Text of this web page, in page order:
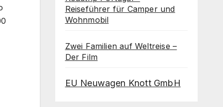
Reiseführer für Camper und
Wohnmobil
Zwei Familien auf Weltreise –
Der Film
EU Neuwagen Knott GmbH